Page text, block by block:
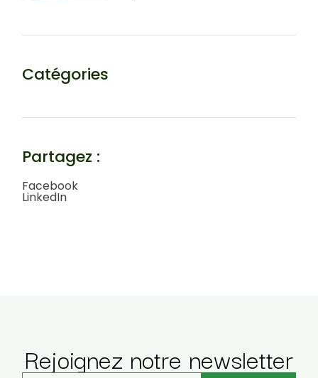
Catégories
Partagez :
Facebook
LinkedIn
Rejoignez notre newsletter